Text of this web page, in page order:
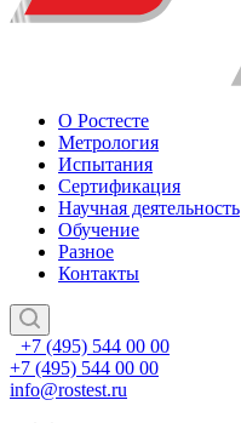
О Ростесте
Метрология
Испытания
Сертификация
Научная деятельность
Обучение
Разное
Контакты
+7 (495) 544 00 00
+7 (495) 544 00 00
info@rostest.ru